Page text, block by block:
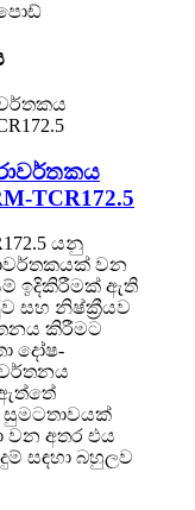
TCR172.5
යනු
වන
ඉදිකිරීමක් ඇති
සහ නිෂ්ක්‍රීයව
කිරීමට
දෝෂ-
සුමටතාවයක්
වන අතර එය
සඳහා බහුලව